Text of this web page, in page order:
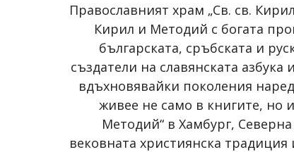
Православният храм „Св. св.
Кирил и Методий с богата
българската, сръбската и
създатели на славянската
вдъхновявайки поколения
живее не само в книгите, но
Методий“ в Хамбург,
вековната християнска